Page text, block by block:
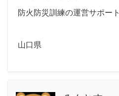
防火防災訓練の運営サポート
山口県